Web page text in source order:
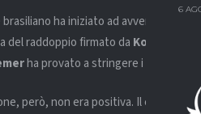
6
ha iniziato ad avvertire un
del raddoppio firmato da Koopmeiners
ha provato a stringere i denti
però, non era positiva. Il centrale